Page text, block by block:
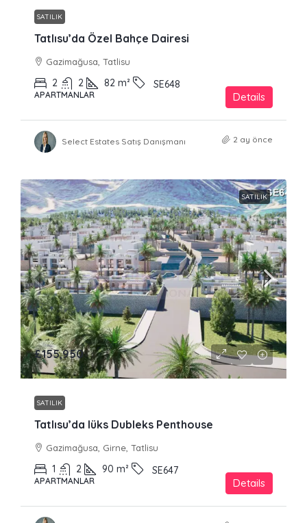
SATILIK
Tatlısu’da Özel Bahçe Dairesi
Gazimağusa, Tatlisu
2 2 82 m² SE648
APARTMANLAR Details
Select Estates Satış Danışmanı 2 ay önce
SATILIK
£155,950
SATILIK
Tatlısu’da lüks Dubleks Penthouse
Gazimağusa, Girne, Tatlisu
1 2 90 m² SE647
APARTMANLAR Details